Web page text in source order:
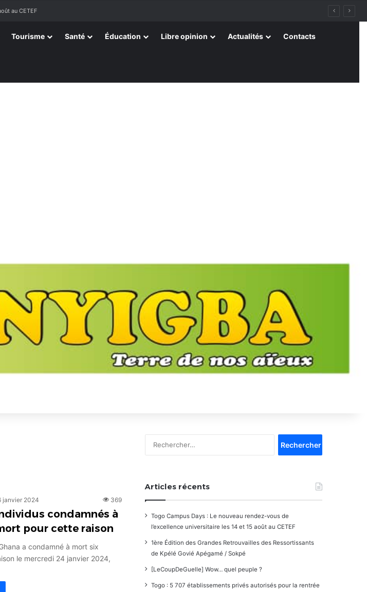
Tourisme Santé Éducation Libre opinion Actualités Contacts
janvier 2024 369
condamnés à
pour cette raison
a condamné à mort six
le mercredi 24 janvier 2024,
Articles récents
Togo Campus Days : Le nouveau rendez-vous de
l’excellence universitaire les 14 et 15 août au CETEF
1ère Édition des Grandes Retrouvailles des Ressortissants
de Kpélé Govié Apégamé / Sokpé
[LeCoupDeGuelle] Wow… quel peuple ?
Togo : 5 707 établissements privés autorisés pour la rentrée